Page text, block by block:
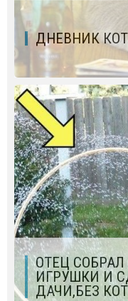
ДНЕВНИК
ОТЕЦ
ИГРУШКИ И
ДАЧИ,БЕЗ